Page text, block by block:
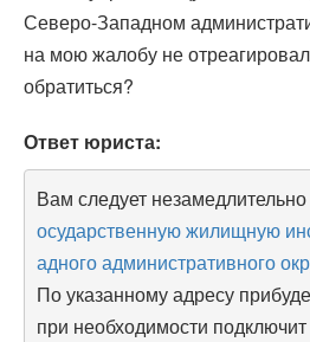
Северо-Западном
на мою жалобу не
обратиться?
Ответ юриста:
Вам следует
осударственную жилищную
адного административного
По указанному адресу
при необходимости